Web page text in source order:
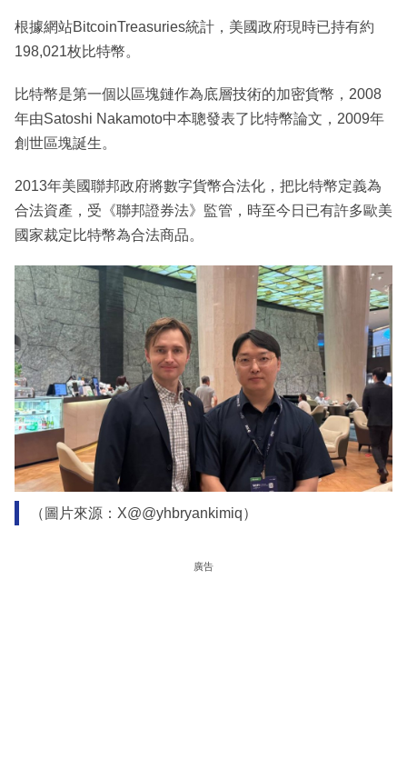
根據網站BitcoinTreasuries統計，美國政府現時已持有約
198,021枚比特幣。
比特幣是第一個以區塊鏈作為底層技術的加密貨幣，2008
年由Satoshi Nakamoto中本聰發表了比特幣論文，2009年
創世區塊誕生。
2013年美國聯邦政府將數字貨幣合法化，把比特幣定義為
合法資產，受《聯邦證券法》監管，時至今日已有許多歐美
國家裁定比特幣為合法商品。
（圖片來源：X@@yhbryankimiq）
廣告